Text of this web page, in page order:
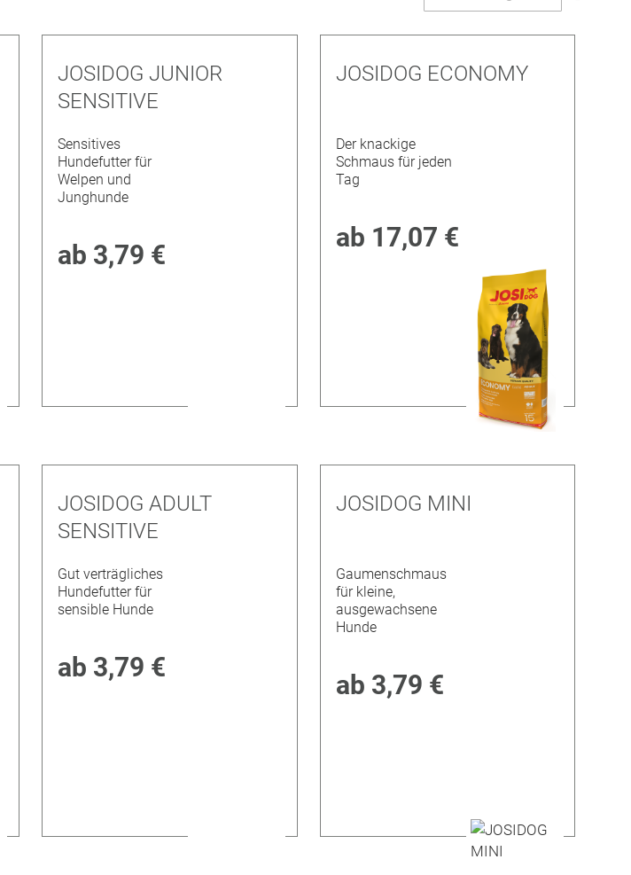
JOSIDOG JUNIOR
SENSITIVE
Sensitives
Hundefutter für
Welpen und
Junghunde
ab 3,79 €
JOSIDOG ECONOMY
Der knackige
Schmaus für jeden
Tag
ab 17,07 €
JOSIDOG ADULT
SENSITIVE
Gut verträgliches
Hundefutter für
sensible Hunde
ab 3,79 €
JOSIDOG MINI
Gaumenschmaus
für kleine,
ausgewachsene
Hunde
ab 3,79 €